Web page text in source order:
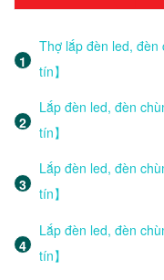
Thợ lắp đèn led,
tín】
Lắp đèn led, đèn
tín】
Lắp đèn led, đèn
tín】
Lắp đèn led, đèn
tín】